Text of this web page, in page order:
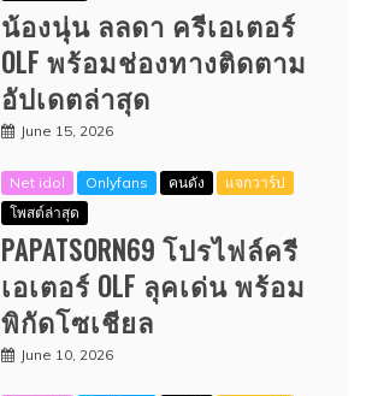
น้องนุ่น ลลดา ครีเอเตอร์
OLF พร้อมช่องทางติดตาม
อัปเดตล่าสุด
June 15, 2026
Net idol Onlyfans คนดัง
แจกวาร์ป
โพสต์ล่าสุด
PAPATSORN69 โปรไฟล์ครี
เอเตอร์ OLF ลุคเด่น พร้อม
พิกัดโซเชียล
June 10, 2026